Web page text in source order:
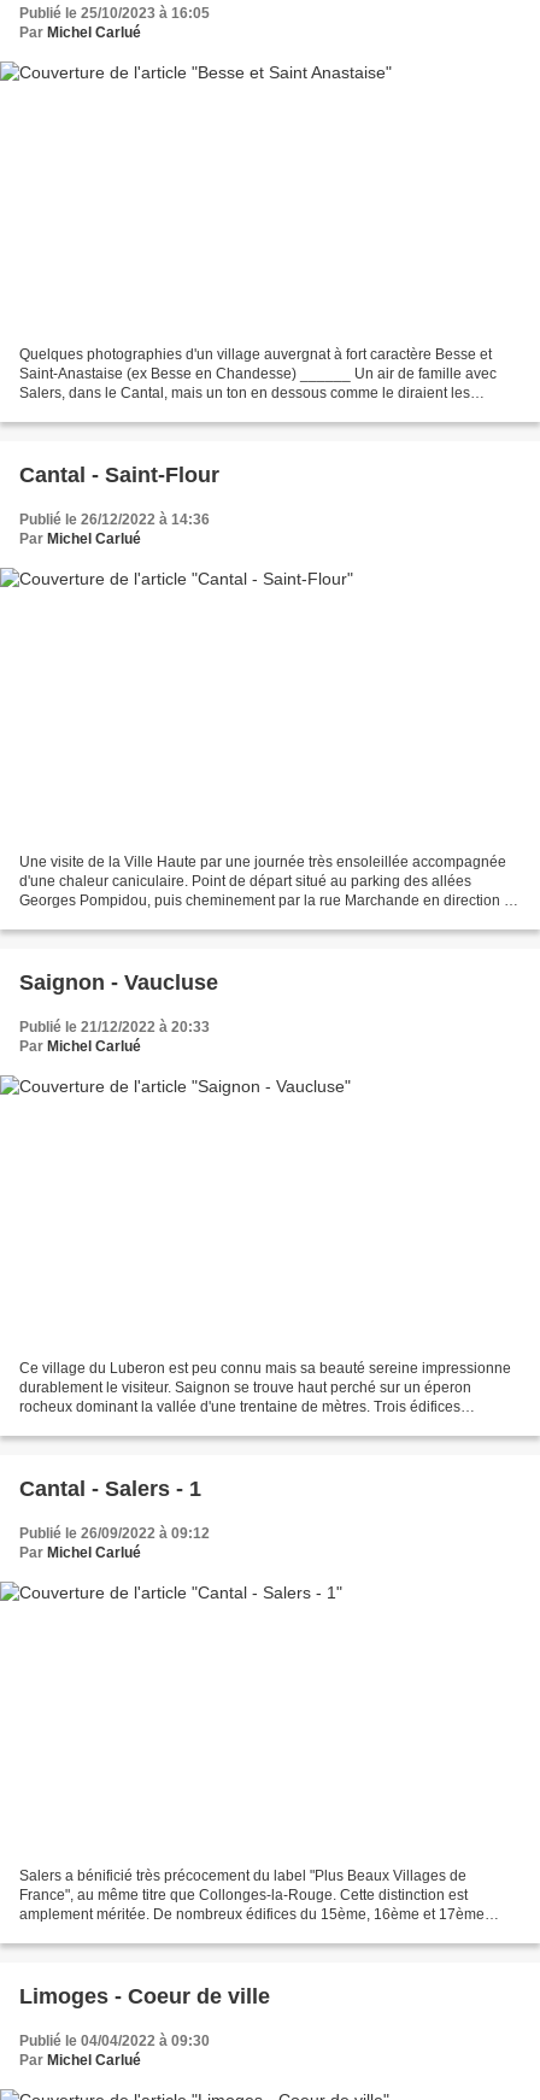
Publié le 25/10/2023 à 16:05
Par Michel Carlué
Quelques photographies d'un village auvergnat à fort caractère Besse et
Saint-Anastaise (ex Besse en Chandesse) ______ Un air de famille avec
Salers, dans le Cantal, mais un ton en dessous comme le diraient les
Cantal - Saint-Flour
Publié le 26/12/2022 à 14:36
Par Michel Carlué
Une visite de la Ville Haute par une journée très ensoleillée accompagnée
d'une chaleur caniculaire. Point de départ situé au parking des allées
Georges Pompidou, puis cheminement par la rue Marchande en direction de
Saignon - Vaucluse
Publié le 21/12/2022 à 20:33
Par Michel Carlué
Ce village du Luberon est peu connu mais sa beauté sereine impressionne
durablement le visiteur. Saignon se trouve haut perché sur un éperon
rocheux dominant la vallée d'une trentaine de mètres. Trois édifices
Cantal - Salers - 1
Publié le 26/09/2022 à 09:12
Par Michel Carlué
Salers a bénificié très précocement du label "Plus Beaux Villages de
France", au même titre que Collonges-la-Rouge. Cette distinction est
amplement méritée. De nombreux édifices du 15ème, 16ème et 17ème
Limoges - Coeur de ville
Publié le 04/04/2022 à 09:30
Par Michel Carlué